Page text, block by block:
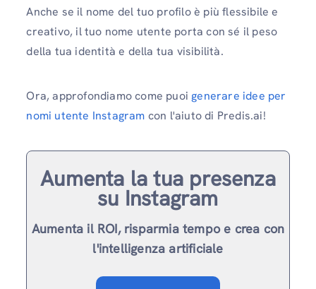
Anche se il nome del tuo profilo è più flessibile e
creativo, il tuo nome utente porta con sé il peso
della tua identità e della tua visibilità.
Ora, approfondiamo come puoi generare idee per
nomi utente Instagram con l'aiuto di Predis.ai!
Aumenta la tua presenza
su Instagram
Aumenta il ROI, risparmia tempo e crea con
l'intelligenza artificiale